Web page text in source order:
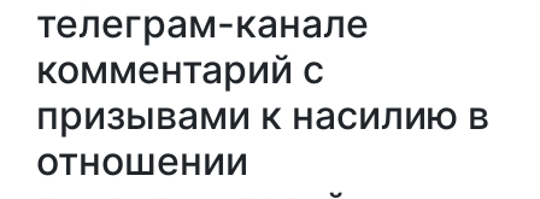
телеграм-канале
комментарий с
призывами к насилию в
отношении